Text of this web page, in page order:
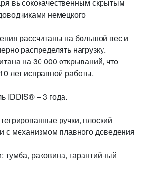
высококачественным скрытым
немецкого
рассчитаны на большой вес и
распределять нагрузку.
на 30 000 открываний, что
лет исправной работы.
IDDIS® – 3 года.
ручки, плоский
с механизмом плавного доведения
тумба, раковина, гарантийный